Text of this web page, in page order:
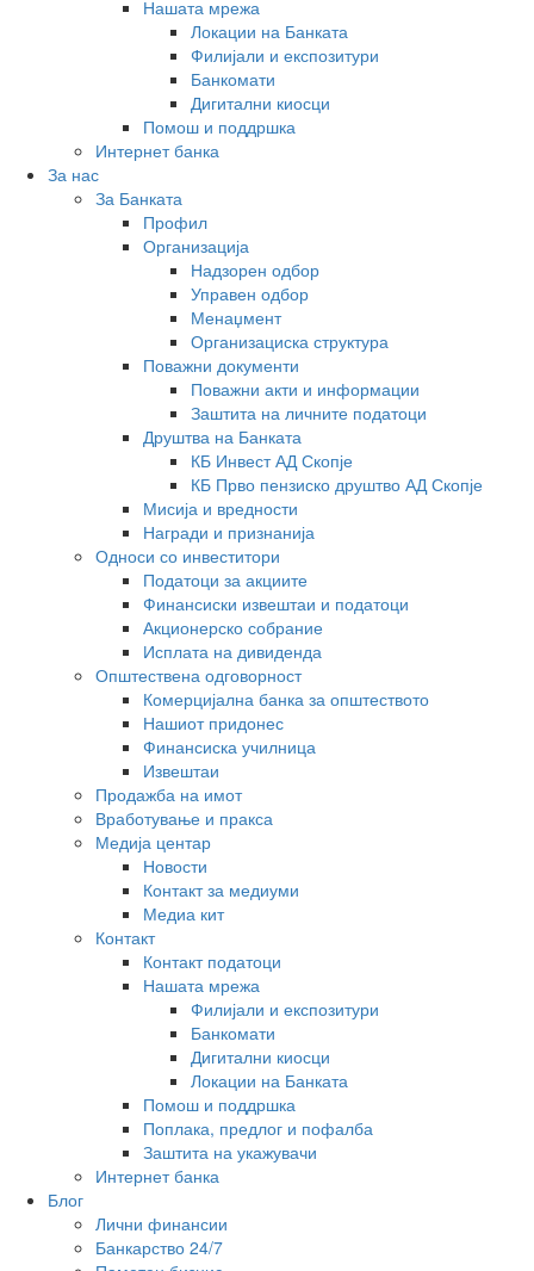
Нашата мрежа
Локации на Банката
Филијали и експозитури
Банкомати
Дигитални киосци
Помош и поддршка
Интернет банка
За нас
За Банката
Профил
Организација
Надзорен одбор
Управен одбор
Менаџмент
Организациска структура
Поважни документи
Поважни акти и информации
Заштита на личните податоци
Друштва на Банката
КБ Инвест АД Скопје
КБ Прво пензиско друштво АД Скопје
Мисија и вредности
Награди и признанија
Односи со инвеститори
Податоци за акциите
Финансиски извештаи и податоци
Акционерско собрание
Исплата на дивиденда
Општествена одговорност
Комерцијална банка за општеството
Нашиот придонес
Финансиска училница
Извештаи
Продажба на имот
Вработување и пракса
Медија центар
Новости
Контакт за медиуми
Медиа кит
Контакт
Контакт податоци
Нашата мрежа
Филијали и експозитури
Банкомати
Дигитални киосци
Локации на Банката
Помош и поддршка
Поплака, предлог и пофалба
Заштита на укажувачи
Интернет банка
Блог
Лични финансии
Банкарство 24/7